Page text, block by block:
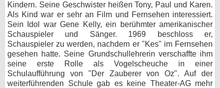
Kindern. Seine Geschwister heißen Tony, Paul und Karen.
Als Kind war er sehr an Film und Fernsehen interessiert.
Sein Idol war Gene Kelly, ein berühmter amerikanischer
Schauspieler und Sänger. 1969 beschloss er,
Schauspieler zu werden, nachdem er "Kes" im Fernsehen
gesehen hatte. Seine Grundschullehrerin verschaffte ihm
seine erste Rolle als Vogelscheuche in einer
Schulaufführung von "Der Zauberer von Oz". Auf der
weiterführenden Schule gab es keine Theater-AG mehr
Kontakt
Nutzungsbedingungen
Datenschutz
Cookie-Einstellungen